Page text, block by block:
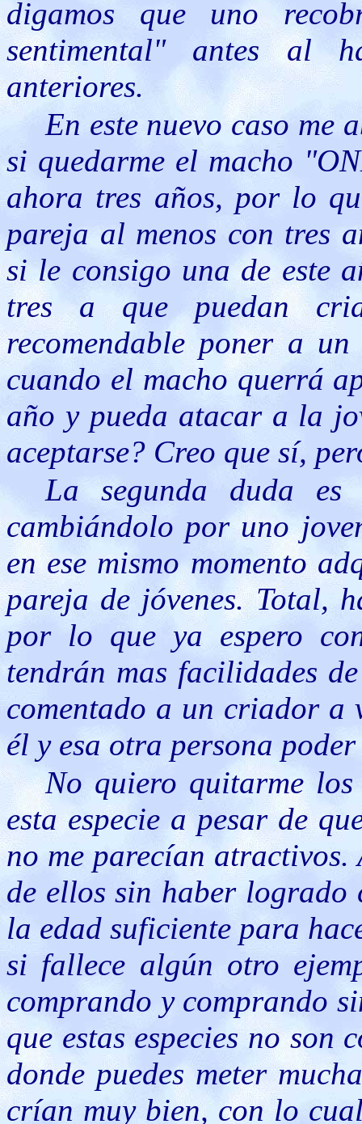
digamos que uno
sentimental" antes al
anteriores.
En este nuevo caso me
si quedarme el macho
ahora tres años, por lo
pareja al menos con tres
si le consigo una de este
tres a que puedan
recomendable poner a
cuando el macho querrá
año y pueda atacar a la
aceptarse? Creo que sí,
La segunda duda es
cambiándolo por uno
en ese mismo momento
pareja de jóvenes. Total,
por lo que ya espero
tendrán mas facilidades
comentado a un criador a
él y esa otra persona
No quiero quitarme
esta especie a pesar de
no me parecían atractivos.
de ellos sin haber
la edad suficiente para
si fallece algún otro
comprando y comprando
que estas especies no son
donde puedes meter
crían muy bien, con lo